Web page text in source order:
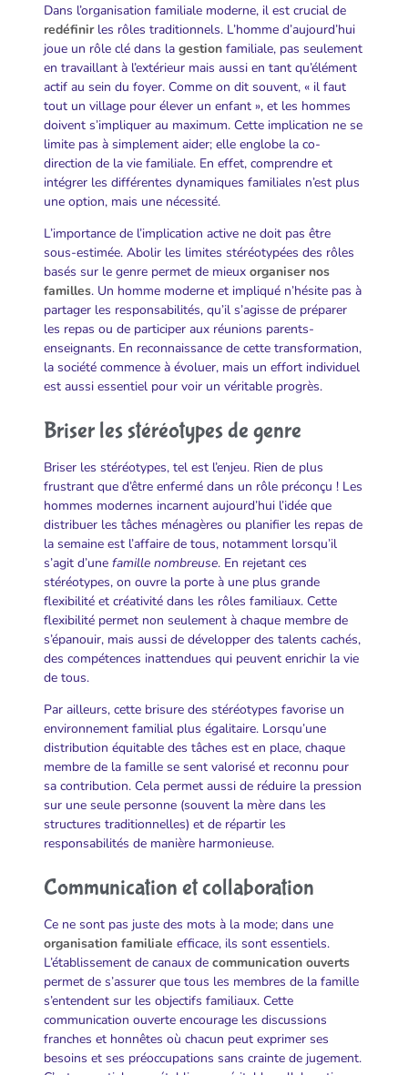
Dans l’organisation familiale moderne, il est crucial de
redéfinirles rôles traditionnels. L’homme d’aujourd’hui
joue un rôle clé dans la gestion familiale, pas seulement
en travaillant à l’extérieur mais aussi en tant qu’élément
actif au sein du foyer. Comme on dit souvent, « il faut
tout un village pour élever un enfant », et les hommes
doivent s’impliquer au maximum. Cette implication ne se
limite pas à simplement aider; elle englobe la co-
direction de la vie familiale. En effet, comprendre et
intégrer les différentes dynamiques familiales n’est plus
une option, mais une nécessité.
L’importance de l’implication active ne doit pas être
sous-estimée. Abolir les limites stéréotypées des rôles
basés sur le genre permet de mieux organiser nos
familles. Un homme moderne et impliqué n’hésite pas à
partager les responsabilités, qu’il s’agisse de préparer
les repas ou de participer aux réunions parents-
enseignants. En reconnaissance de cette transformation,
la société commence à évoluer, mais un effort individuel
est aussi essentiel pour voir un véritable progrès.
Briser les stéréotypes de genre
Briser les stéréotypes, tel est l’enjeu. Rien de plus
frustrant que d’être enfermé dans un rôle préconçu ! Les
hommes modernes incarnent aujourd’hui l’idée que
distribuer les tâches ménagères ou planifier les repas de
la semaine est l’affaire de tous, notamment lorsqu’il
s’agit d’une famille nombreuse. En rejetant ces
stéréotypes, on ouvre la porte à une plus grande
flexibilité et créativité dans les rôles familiaux. Cette
flexibilité permet non seulement à chaque membre de
s’épanouir, mais aussi de développer des talents cachés,
des compétences inattendues qui peuvent enrichir la vie
de tous.
Par ailleurs, cette brisure des stéréotypes favorise un
environnement familial plus égalitaire. Lorsqu’une
distribution équitable des tâches est en place, chaque
membre de la famille se sent valorisé et reconnu pour
sa contribution. Cela permet aussi de réduire la pression
sur une seule personne (souvent la mère dans les
structures traditionnelles) et de répartir les
responsabilités de manière harmonieuse.
Communication et collaboration
Ce ne sont pas juste des mots à la mode; dans une
organisation familiale efficace, ils sont essentiels.
L’établissement de canaux de communication ouverts
permet de s’assurer que tous les membres de la famille
s’entendent sur les objectifs familiaux. Cette
communication ouverte encourage les discussions
franches et honnêtes où chacun peut exprimer ses
besoins et ses préoccupations sans crainte de jugement.